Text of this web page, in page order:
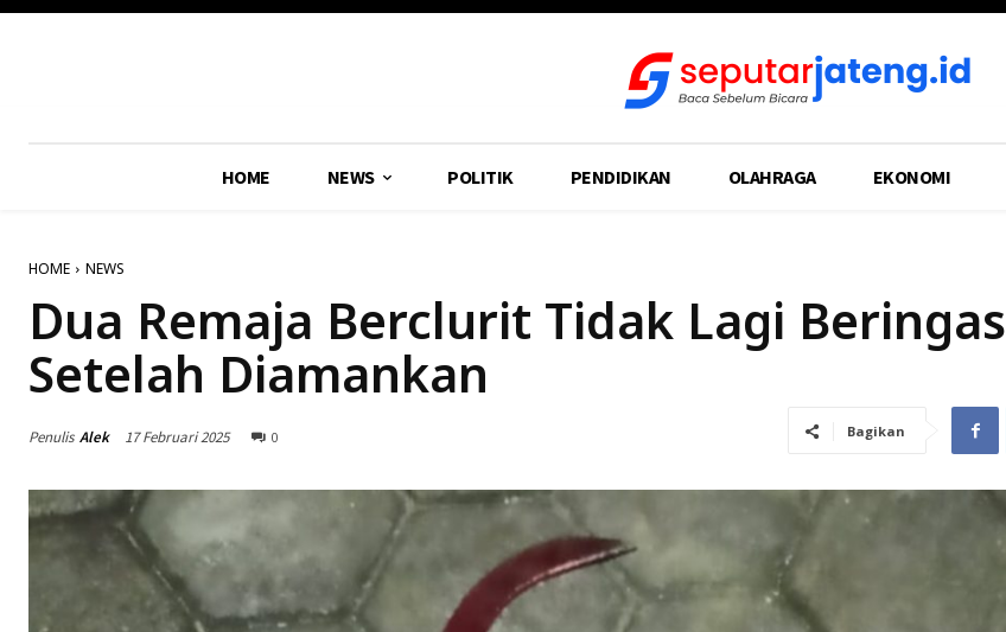
HOME NEWS POLITIK PENDIDIKAN OLAHRAGA EKONOMI
HOME NEWS
Dua Remaja Berclurit Tidak Lagi Beringas
Setelah Diamankan
Penulis Alek 17 Februari 2025 0 Bagikan